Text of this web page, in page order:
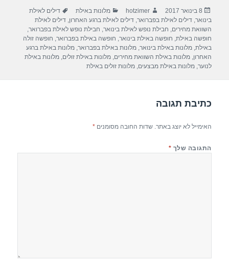
e
b
o
o
s
A
p
p
gr
a
m
e
פורסם
בתאריך
8 בינואר 2017 מחבר
hotzimer קטגוריות
מלונות באילת תגיות
דילים לאילת
בינואר,דילים לאילת בפברואר,דילים לאילת ברגע האחרון,דילים לאילת
השוואת מחירים, חבילת נופש לאילת בינואר, חבילת נופש לאילת בפברואר,
חופשה באילת, חופשה באילת בינואר, חופשה באילת בפברואר, חופשה זולה
באילת,מלונות באילת בינואר,מלונות באילת בפברואר,מלונות באילת ברגע
האחרון,מלונות באילת השוואת מחירים,מלונות באילת זולים,מלונות באילת
לנוער,מלונות באילת מבצעים,מלונות זולים באילת
כתיבת תגובה
האימייל לא יוצג באתר. שדות החובה מסומנים*
התגובה שלך *